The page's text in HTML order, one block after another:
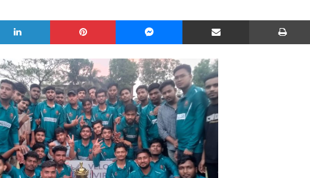
LinkedIn Pinterest Messenger Share via Email